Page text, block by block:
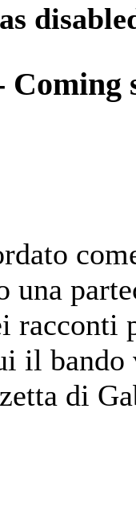
Coming
una
racconti
il
di